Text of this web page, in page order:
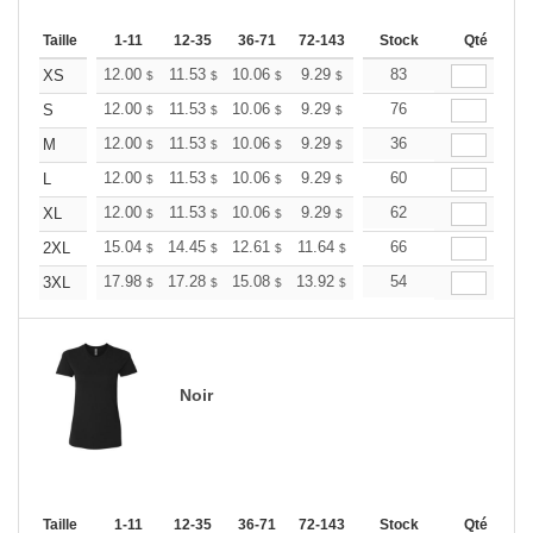
Taille 1-11 12-35 36-71 72-143 144-287 288 +
Stock Qté
XS 12.00 $ 11.53 $ 10.06 $ 9.29 $ 8.82$
83
S
12.00 $ 11.53 $ 10.06 $ 9.29 $ 8.82$
76
M
12.00 $ 11.53 $ 10.06 $ 9.29 $ 8.82$
36
L
12.00 $ 11.53 $ 10.06 $ 9.29 $ 8.82$
60
XL
12.00 $ 11.53 $ 10.06 $ 9.29 $ 8.82$
62
2XL
15.04 $ 14.45 $ 12.61 $ 11.64 $ 11.06$
66
3XL
17.98 $ 17.28 $ 15.08 $ 13.92 $ 13.22$
54
Noir
Taille 1-11 12-35 36-71 72-143 144-287 288 +
Stock Qté